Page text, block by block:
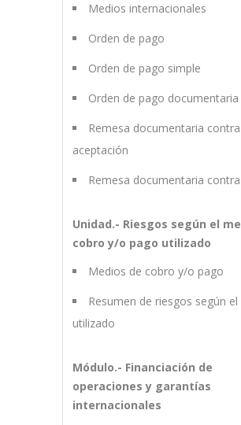
Medios internacionales
Orden de pago
Orden de pago simple
Orden de pago documentaria
Remesa documentaria contra
aceptación
Remesa documentaria
Unidad.- Riesgos según el
cobro y/o pago utilizado
Medios de cobro y/o pago
Resumen de riesgos según
utilizado
Módulo.- Financiación de
operaciones y garantías
internacionales